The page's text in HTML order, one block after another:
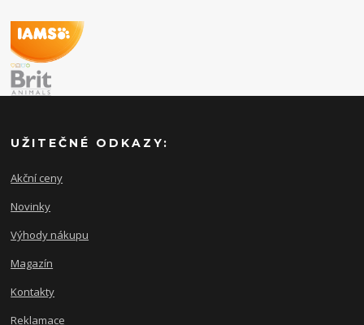
UŽITEČNÉ ODKAZY:
Akční ceny
Novinky
Výhody nákupu
Magazín
Kontakty
Reklamace